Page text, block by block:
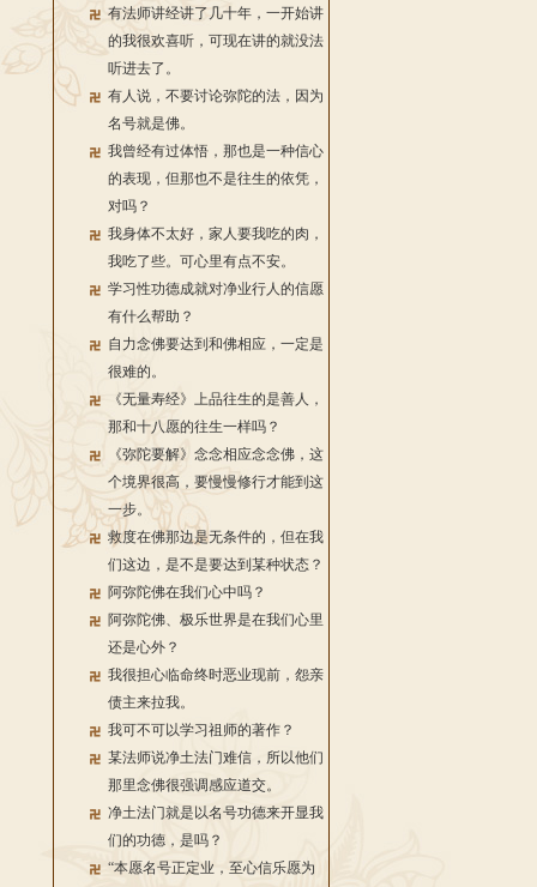
有法师讲经讲了几十年，一开始讲
的我很欢喜听，可现在讲的就没法
听进去了。
有人说，不要讨论弥陀的法，因为
名号就是佛。
我曾经有过体悟，那也是一种信心
的表现，但那也不是往生的依凭，
对吗？
我身体不太好，家人要我吃的肉，
我吃了些。可心里有点不安。
学习性功德成就对净业行人的信愿
有什么帮助？
自力念佛要达到和佛相应，一定是
很难的。
《无量寿经》上品往生的是善人，
那和十八愿的往生一样吗？
《弥陀要解》念念相应念念佛，这
个境界很高，要慢慢修行才能到这
一步。
救度在佛那边是无条件的，但在我
们这边，是不是要达到某种状态？
阿弥陀佛在我们心中吗？
阿弥陀佛、极乐世界是在我们心里
还是心外？
我很担心临命终时恶业现前，怨亲
债主来拉我。
我可不可以学习祖师的著作？
某法师说净土法门难信，所以他们
那里念佛很强调感应道交。
净土法门就是以名号功德来开显我
们的功德，是吗？
“本愿名号正定业，至心信乐愿为